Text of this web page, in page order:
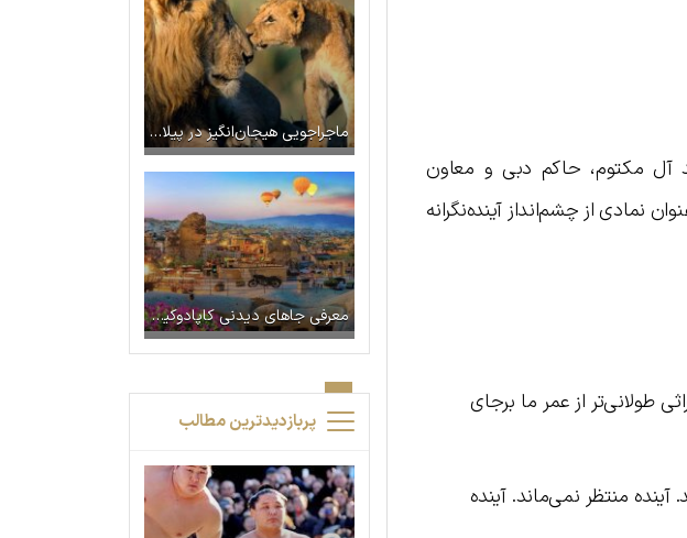
آل مکتوم، حاکم دبی و معاون
از چشم‌انداز آینده‌نگرانه
طولانی‌تر از عمر ما برجای
منتظر نمی‌ماند. آینده
ماجراجویی هیجان‌انگیز در پیلانسبرگ، آفریقای جنوبی
معرفی جاهای دیدنی کاپادوکیا: شهر صخره ای ترکیه
پربازدیدترین مطالب